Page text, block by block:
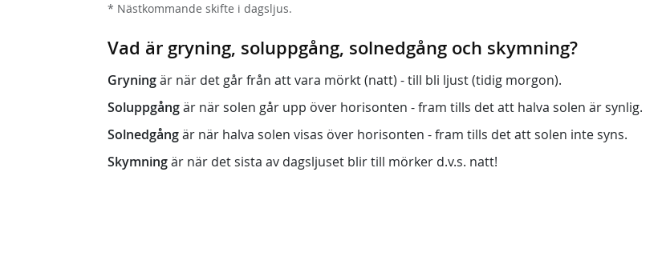
* Nästkommande skifte i dagsljus.
Vad är gryning, soluppgång, solnedgång och skymning?
Gryningär när det går från att vara mörkt (natt) - till bli ljust (tidig morgon).
Soluppgångär när solen går upp över horisonten - fram tills det att halva solen är synlig.
Solnedgångär när halva solen visas över horisonten - fram tills det att solen inte syns.
Skymningär när det sista av dagsljuset blir till mörker d.v.s. natt!